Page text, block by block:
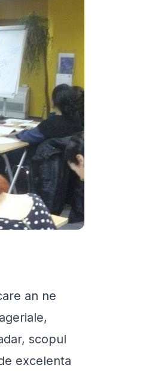
an ne
scopul
excelenta